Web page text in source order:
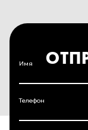
Имя
Телефон